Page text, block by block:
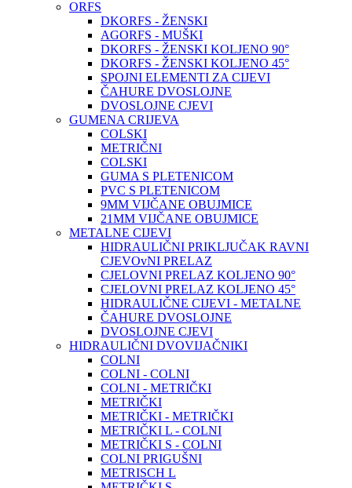
ORFS
DKORFS - ŽENSKI
AGORFS - MUŠKI
DKORFS - ŽENSKI KOLJENO 90°
DKORFS - ŽENSKI KOLJENO 45°
SPOJNI ELEMENTI ZA CIJEVI
ČAHURE DVOSLOJNE
DVOSLOJNE CJEVI
GUMENA CRIJEVA
COLSKI
METRIČNI
COLSKI
GUMA S PLETENICOM
PVC S PLETENICOM
9MM VIJČANE OBUJMICE
21MM VIJČANE OBUJMICE
METALNE CIJEVI
HIDRAULIČNI PRIKLJUČAK RAVNI
CJEVOvNI PRELAZ
CJELOVNI PRELAZ KOLJENO 90°
CJELOVNI PRELAZ KOLJENO 45°
HIDRAULIČNE CIJEVI - METALNE
ČAHURE DVOSLOJNE
DVOSLOJNE CJEVI
HIDRAULIČNI DVOVIJAČNIKI
COLNI
COLNI - COLNI
COLNI - METRIČKI
METRIČKI
METRIČKI - METRIČKI
METRIČKI L - COLNI
METRIČKI S - COLNI
COLNI PRIGUŠNI
METRISCH L